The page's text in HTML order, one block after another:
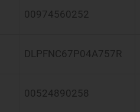
00974560252
DLPFNC67P04A757R
00524890258